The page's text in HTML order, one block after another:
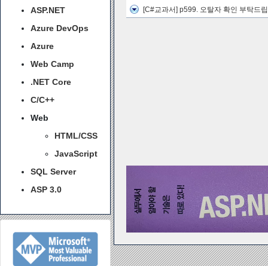
ASP.NET
Azure DevOps
Azure
Web Camp
.NET Core
C/C++
Web
HTML/CSS
JavaScript
SQL Server
ASP 3.0
[C#교과서] p599. 오탈자 확인 부탁드